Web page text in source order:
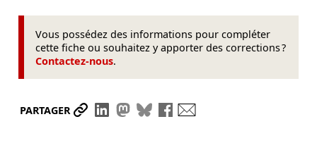
Vous possédez des informations pour compléter
cette fiche ou souhaitez y apporter des corrections ?
Contactez-nous.
PARTAGER Partager le lien
Partager sur LinkedIn
Partager sur Mastodon
Partager sur Bluesky
Partager sur Facebook